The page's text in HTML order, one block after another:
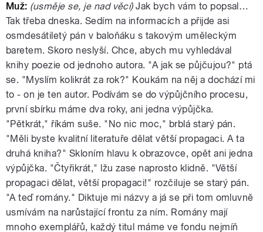
Muž: (usměje se, je nad věcí)Jak bych vám to popsal…
Tak třeba dneska. Sedím na informacích a přijde asi
osmdesátiletý pán v baloňáku s takovým uměleckým
baretem. Skoro neslyší. Chce, abych mu vyhledával
knihy poezie od jednoho autora. "A jak se půjčujou?" ptá
se. "Myslím kolikrát za rok?" Koukám na něj a dochází mi
to - on je ten autor. Podívám se do výpůjčního procesu,
první sbírku máme dva roky, ani jedna výpůjčka.
"Pětkrát," říkám suše. "No nic moc," brblá starý pán.
"Měli byste kvalitní literatuře dělat větší propagaci. A ta
druhá kniha?" Skloním hlavu k obrazovce, opět ani jedna
výpůjčka. "Čtyřikrát," lžu zase naprosto klidně. "Větší
propagaci dělat, větší propagaci!" rozčiluje se starý pán.
"A teď romány." Diktuje mi názvy a já se při tom omluvně
usmívám na narůstající frontu za ním. Romány mají
mnoho exemplářů, každý titul máme ve fondu nejmíň